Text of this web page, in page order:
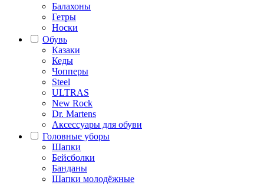
Балахоны
Гетры
Носки
Обувь
Казаки
Кеды
Чопперы
Steel
ULTRAS
New Rock
Dr. Martens
Аксессуары для обуви
Головные уборы
Шапки
Бейсболки
Банданы
Шапки молодёжные